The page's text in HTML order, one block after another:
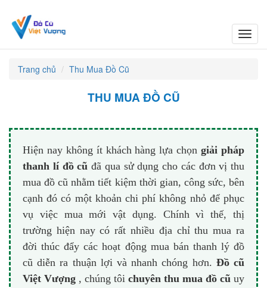
Trang chủ
Thu Mua Đồ Cũ
THU MUA ĐỒ CŨ
Hiện nay không ít khách hàng lựa chọn giải pháp
thanh lí đồ cũ đã qua sử dụng cho các đơn vị thu
mua đồ cũ nhằm tiết kiệm thời gian, công sức, bên
cạnh đó có một khoản chi phí không nhỏ để phục
vụ việc mua mới vật dụng. Chính vì thế, thị
trường hiện nay có rất nhiều địa chỉ thu mua ra
đời thúc đẩy các hoạt động mua bán thanh lý đồ
cũ diễn ra thuận lợi và nhanh chóng hơn. Đồ cũ
Việt Vượng , chúng tôi chuyên thu mua đồ cũ uy